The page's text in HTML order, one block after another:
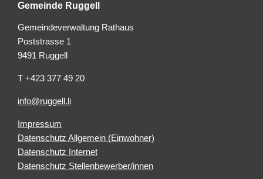
Gemeinde Ruggell
Gemeindeverwaltung Rathaus
Poststrasse 1
9491 Ruggell
T +423 377 49 20
info@ruggell.li
Impressum
Datenschutz Allgemein (Einwohner)
Datenschutz Internet
Datenschutz Stellenbewerber/innen